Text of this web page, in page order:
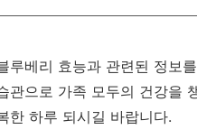
루베리 효능과 관련된 정보
관으로 가족 모두의 건강을
한 하루 되시길 바랍니다.